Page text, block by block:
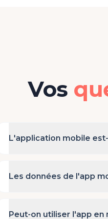
Vos
L'application mobile
Les données de l'app
Peut-on utiliser l'app en